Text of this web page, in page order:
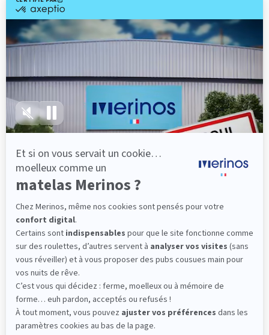
Sommier
PENCIL
Pencil vous assure tout son soutien. Avec les
épaules, le dos et le bassin qui reposent sur ses
lattes, vous évitez les douleurs au petit matin.
(10 avis)
501,00 €
Livraison gratuite
Fabrication Française